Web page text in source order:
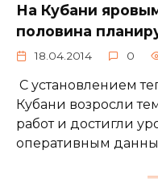
На Кубани
половина
18.04.2014 0
С установлением
Кубани возросли
работ и достигли
оперативным